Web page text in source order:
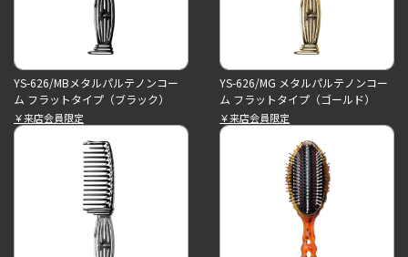
YS-626/MBメタルパルテノンコー
ム フラットタイプ（ブラック）
￥来店会員限定
YS-626/MG メタルパルテノンコー
ム フラットタイプ（ゴールド）
￥来店会員限定